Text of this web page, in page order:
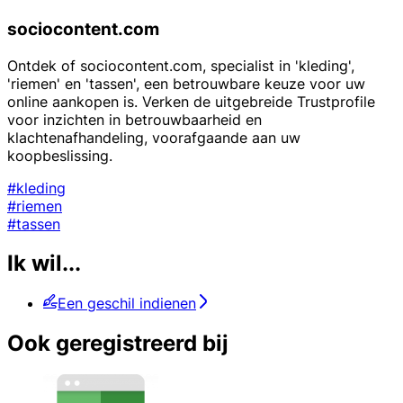
sociocontent.com
Ontdek of sociocontent.com, specialist in 'kleding',
'riemen' en 'tassen', een betrouwbare keuze voor uw
online aankopen is. Verken de uitgebreide Trustprofile
voor inzichten in betrouwbaarheid en
klachtenafhandeling, voorafgaande aan uw
koopbeslissing.
#kleding
#riemen
#tassen
Ik wil...
Een geschil indienen
Ook geregistreerd bij